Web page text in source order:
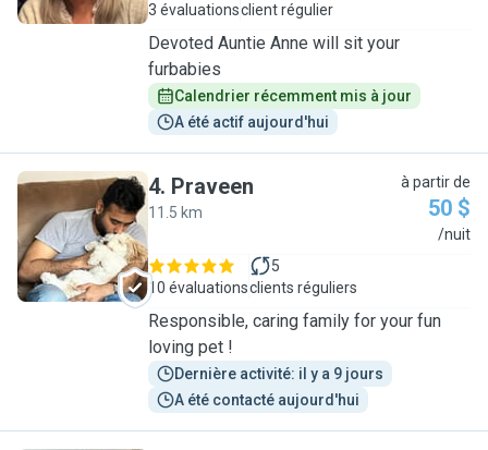
3 évaluationsclient régulier
Devoted Auntie Anne will sit your
furbabies
Calendrier récemment mis à jour
A été actif aujourd'hui
P
4. Praveen
11.5 km
à partir de
50 $
/nuit
10 évaluations
5
clients réguliers
Responsible, caring family for your fun
loving pet !
Dernière activité: il y a 9 jours
A été contacté aujourd'hui